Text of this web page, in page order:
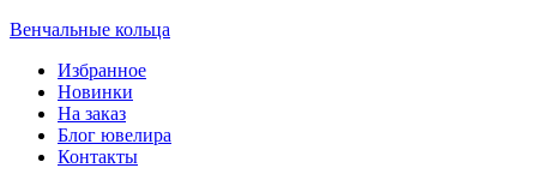
Венчальные кольца
Избранное
Новинки
На заказ
Блог ювелира
Контакты